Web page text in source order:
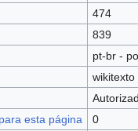
474
839
pt-br -
wikitexto
esta página
0